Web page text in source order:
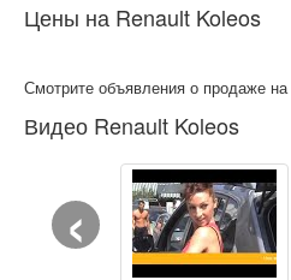
Цены на Renault Koleos
Смотрите объявления о продаже на
Видео Renault Koleos
‹